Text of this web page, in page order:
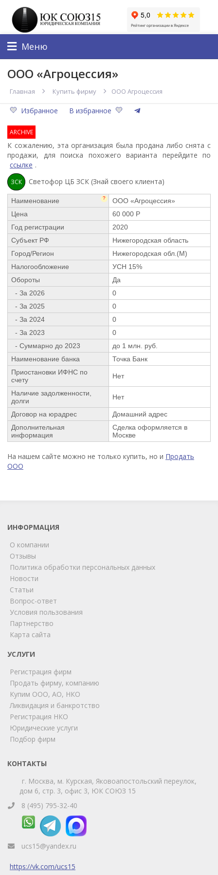
Меню
ООО «Агроцессия»
Главная Купить фирму ООО Агроцессия
Избранное В избранное
ARCHIVE
К сожалению, эта организация была продана либо снята с
продажи, для поиска похожего варианта перейдите по
ссылке .
ЗСК Светофор ЦБ ЗСК (Знай своего клиента)
Наименование ?
ООО «Агроцессия»
Цена
60 000 Р
Год регистрации
2020
Субъект РФ
Нижегородская область
Город/Регион
Нижегородская обл.(М)
Налогообложение
УСН 15%
Обороты
Да
- За 2026
0
- За 2025
0
- За 2024
0
- За 2023
0
- Суммарно до 2023
до 1 млн. руб.
Наименование банка
Точка Банк
Приостановки ИФНС по
счету
Нет
Наличие задолженности,
долги
Нет
Договор на юрадрес
Домашний адрес
Дополнительная
информация
Сделка оформляется в
Москве
На нашем сайте можно не только купить, но и Продать
ООО
ИНФОРМАЦИЯ
О компании
Отзывы
Политика обработки персональных данных
Новости
Статьи
Вопрос-ответ
Условия пользования
Партнерство
Карта сайта
УСЛУГИ
Регистрация фирм
Продать фирму, компанию
Купим ООО, АО, НКО
Ликвидация и банкротство
Регистрация НКО
Юридические услуги
Подбор фирм
КОНТАКТЫ
г. Москва, м. Курская, Яковоапостольский переулок,
дом 6, стр. 3, офис 3, ЮК СОЮЗ 15
8 (495) 795-32-40
ucs15@yandex.ru
https://vk.com/ucs15
online
Позвоните нам или свяжитесь с нами через любой
удобный мессенджер!
Telegram
Телефон